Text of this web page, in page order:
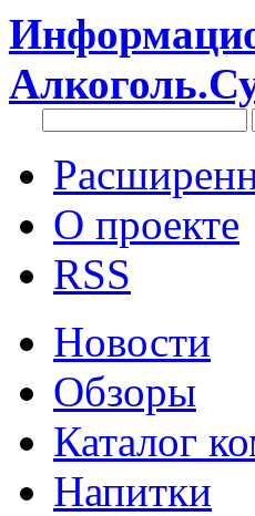
О проекте
RSS
Новости
Обзоры
Каталог
Напитки